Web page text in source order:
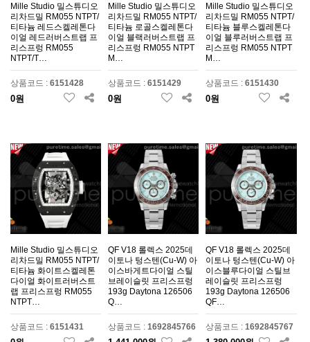
Mille Studio 밀스튜디오
리차드밀 RM055 NTPT/
티타늄 레드스켈레톤다
이얼 레드러버스트랩 프
리스프렁 RM055
NTPT/T…
상품코드 : 6151428
0원
Mille Studio 밀스튜디오
리차드밀 RM055 NTPT/
티타늄 로골스켈레톤다
이얼 블랙러버스트랩 프
리스프렁 RM055 NTPT
M…
상품코드 :6151429
0원
Mille Studio 밀스튜디오
리차드밀 RM055 NTPT/
티타늄 블루스켈레톤다
이얼 블루러버스트랩 프
리스프렁 RM055 NTPT
M…
상품코드 :6151430
0원
Mille Studio 밀스튜디오
리차드밀 RM055 NTPT/
티타늄 화이트스켈레톤
다이얼 화이트러버스트
랩 프리스프렁 RM055
NTPT…
상품코드 : 6151431
QF V18 롤렉스 2025데
이토나 텅스텐(Cu-W) 아
이스바게트다이얼 스틸
브레이슬릿 프리스프렁
193g Daytona 126506
Q…
상품코드 :1692845766
QF V18 롤렉스 2025데
이토나 텅스텐(Cu-W) 아
이스블루다이얼 스틸브
레이슬릿 프리스프렁
193g Daytona 126506
QF…
상품코드 :1692845767